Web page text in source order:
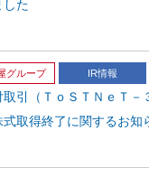
した
グループ IR情報
取引（ＴｏＳＴＮｅＴ－
取得終了に関するお知